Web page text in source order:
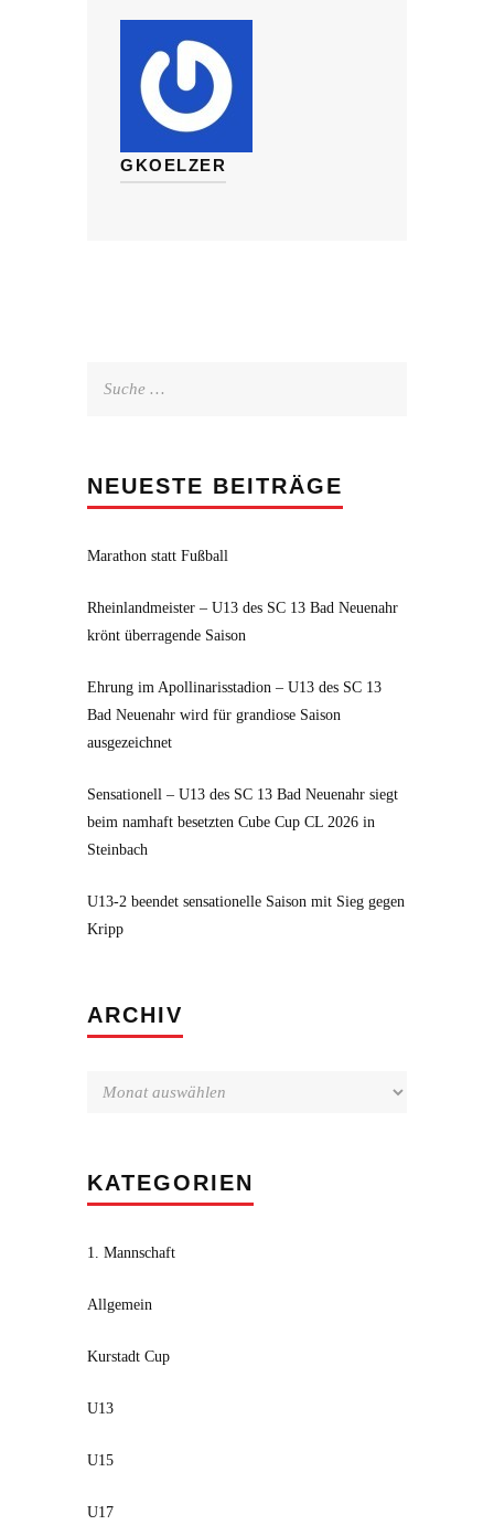
GKOELZER
NEUESTE BEITRÄGE
Marathon statt Fußball
Rheinlandmeister – U13 des SC 13 Bad Neuenahr
krönt überragende Saison
Ehrung im Apollinarisstadion – U13 des SC 13
Bad Neuenahr wird für grandiose Saison
ausgezeichnet
Sensationell – U13 des SC 13 Bad Neuenahr siegt
beim namhaft besetzten Cube Cup CL 2026 in
Steinbach
U13-2 beendet sensationelle Saison mit Sieg gegen
Kripp
ARCHIV
KATEGORIEN
1. Mannschaft
Allgemein
Kurstadt Cup
U13
U15
U17